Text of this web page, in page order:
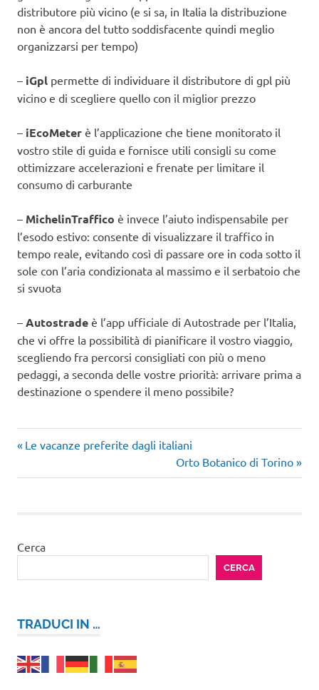
distributore più vicino (e si sa, in Italia la distribuzione
non è ancora del tutto soddisfacente quindi meglio
organizzarsi per tempo)
– iGpl permette di individuare il distributore di gpl più
vicino e di scegliere quello con il miglior prezzo
– iEcoMeter è l’applicazione che tiene monitorato il
vostro stile di guida e fornisce utili consigli su come
ottimizzare accelerazioni e frenate per limitare il
consumo di carburante
– MichelinTraffico è invece l’aiuto indispensabile per
l’esodo estivo: consente di visualizzare il traffico in
tempo reale, evitando così di passare ore in coda sotto il
sole con l’aria condizionata al massimo e il serbatoio che
si svuota
– Autostrade è l’app ufficiale di Autostrade per l’Italia,
che vi offre la possibilità di pianificare il vostro viaggio,
scegliendo fra percorsi consigliati con più o meno
pedaggi, a seconda delle vostre priorità: arrivare prima a
destinazione o spendere il meno possibile?
Navigazione
articoli
Articolo
Le vacanze preferite dagli italiani
Articolo
successivo:
Orto Botanico di Torino
Cerca
CERCA
TRADUCI IN …